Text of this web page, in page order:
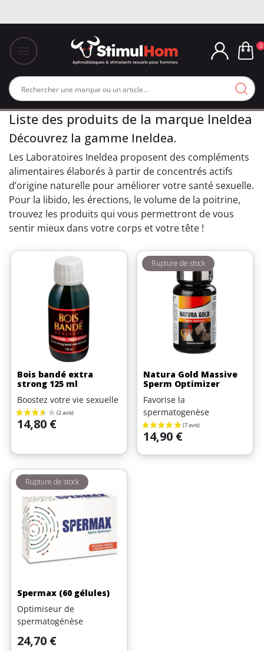
0
Liste des produits de la marque Ineldea
Découvrez la gamme Ineldea.
Les Laboratoires Ineldea proposent des compléments
alimentaires élaborés à partir de concentrés actifs
d’origine naturelle pour améliorer votre santé sexuelle.
Pour la libido, les érections, le volume de la poitrine,
trouvez les produits qui vous permettront de vous
sentir mieux dans votre corps et votre tête !
Bois bandé extra
strong 125 ml
Boostez votre vie sexuelle
Prix
14,80 €
Natura Gold Massive
Sperm Optimizer
Favorise la
spermatogenèse
Prix
14,90 €
Rupture de stock
Spermax (60 gélules)
Optimiseur de
spermatogénèse
Prix
24,70 €
Rupture de stock